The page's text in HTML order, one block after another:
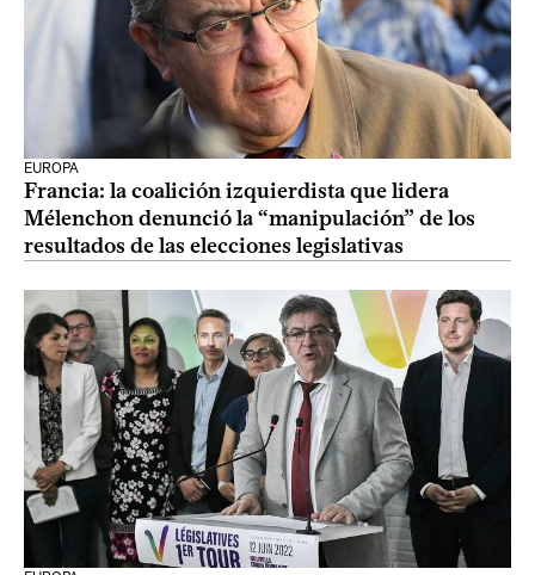
EUROPA
Francia: la coalición izquierdista que lidera
Mélenchon denunció la “manipulación” de los
resultados de las elecciones legislativas